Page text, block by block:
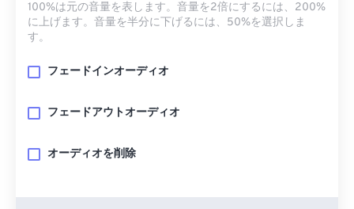
100%は元の音量を表します。音量を2倍にするには、200%
に上げます。音量を半分に下げるには、50%を選択しま
す。
フェードインオーディオ
フェードアウトオーディオ
オーディオを削除